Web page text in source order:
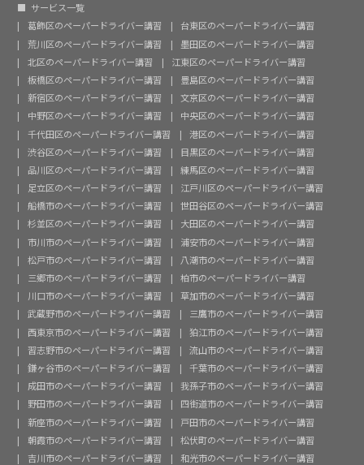
サービス一覧
葛飾区のペーパードライバー講習
台東区のペーパードライバー講習
荒川区のペーパードライバー講習
墨田区のペーパードライバー講習
北区のペーパードライバー講習
江東区のペーパードライバー講習
板橋区のペーパードライバー講習
豊島区のペーパードライバー講習
新宿区のペーパードライバー講習
文京区のペーパードライバー講習
中野区のペーパードライバー講習
中央区のペーパードライバー講習
千代田区のペーパードライバー講習
港区のペーパードライバー講習
渋谷区のペーパードライバー講習
目黒区のペーパードライバー講習
品川区のペーパードライバー講習
練馬区のペーパードライバー講習
足立区のペーパードライバー講習
江戸川区のペーパードライバー講習
船橋市のペーパードライバー講習
世田谷区のペーパードライバー講習
杉並区のペーパードライバー講習
大田区のペーパードライバー講習
市川市のペーパードライバー講習
浦安市のペーパードライバー講習
松戸市のペーパードライバー講習
八潮市のペーパードライバー講習
三郷市のペーパードライバー講習
柏市のペーパードライバー講習
川口市のペーパードライバー講習
草加市のペーパードライバー講習
武蔵野市のペーパードライバー講習
三鷹市のペーパードライバー講習
西東京市のペーパードライバー講習
狛江市のペーパードライバー講習
習志野市のペーパードライバー講習
流山市のペーパードライバー講習
鎌ヶ谷市のペーパードライバー講習
千葉市のペーパードライバー講習
成田市のペーパードライバー講習
我孫子市のペーパードライバー講習
野田市のペーパードライバー講習
四街道市のペーパードライバー講習
新座市のペーパードライバー講習
戸田市のペーパードライバー講習
朝霞市のペーパードライバー講習
松伏町のペーパードライバー講習
吉川市のペーパードライバー講習
和光市のペーパードライバー講習